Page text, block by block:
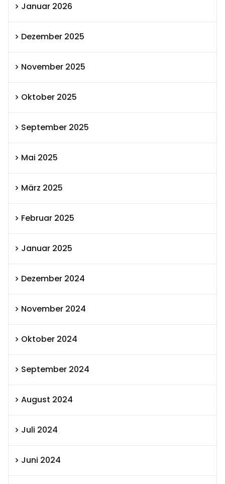
Januar 2026
Dezember 2025
November 2025
Oktober 2025
September 2025
Mai 2025
März 2025
Februar 2025
Januar 2025
Dezember 2024
November 2024
Oktober 2024
September 2024
August 2024
Juli 2024
Juni 2024